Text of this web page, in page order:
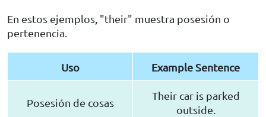
En estos ejemplos, "their" muestra posesión o
pertenencia.
Uso Example Sentence
Posesión de cosas
Their car is parked
outside.